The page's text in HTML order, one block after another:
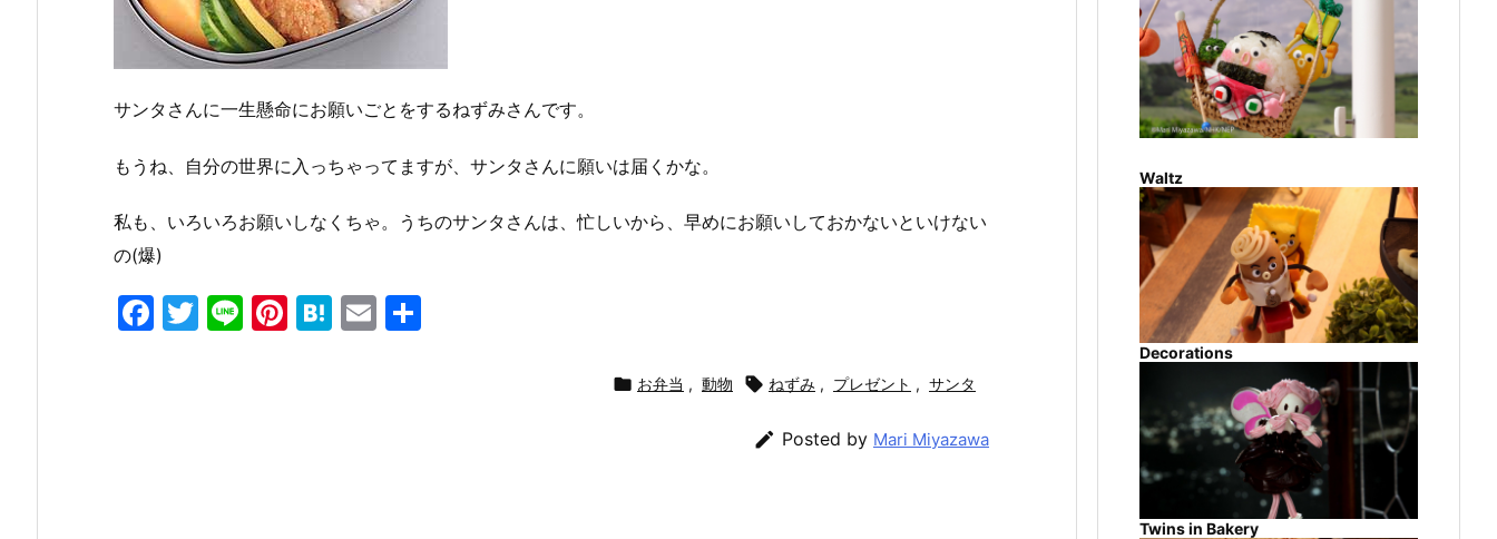
サンタさんに一生懸命にお願いごとをするねずみさんです。
もうね、自分の世界に入っちゃってますが、サンタさんに願いは届くかな。
私も、いろいろお願いしなくちゃ。うちのサンタさんは、忙しいから、早めにお願いしておかないといけない
の(爆)
F
T
Li Pi H
E
 お弁当 , 動物  ねずみ , プレゼント , サンタ
 Posted by Mari Miyazawa
Waltz
Decorations
Twins in Bakery